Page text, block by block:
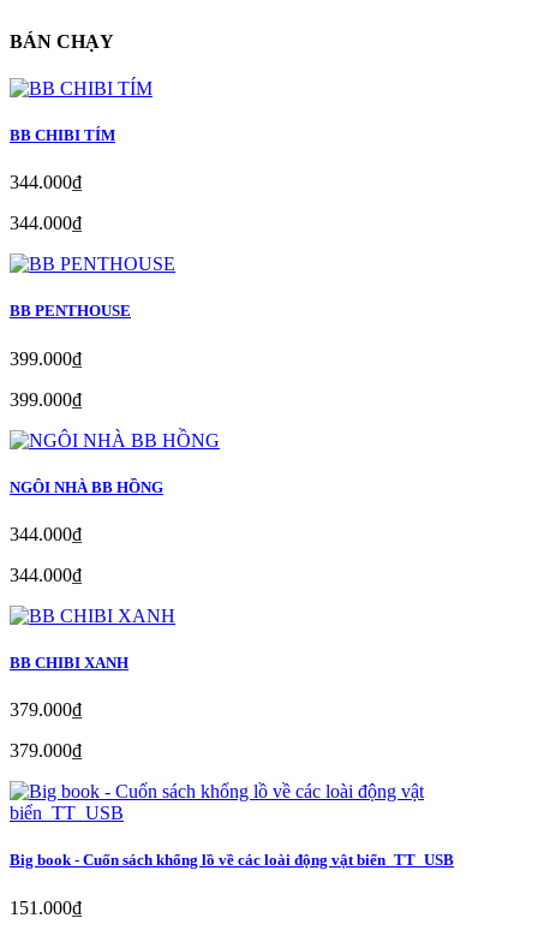
BÁN CHẠY
BB CHIBI TÍM
344.000₫
344.000₫
BB PENTHOUSE
399.000₫
399.000₫
NGÔI NHÀ BB HỒNG
344.000₫
344.000₫
BB CHIBI XANH
379.000₫
379.000₫
Big book - Cuốn sách khổng lồ về các loài động vật biển_TT_USB
151.000₫